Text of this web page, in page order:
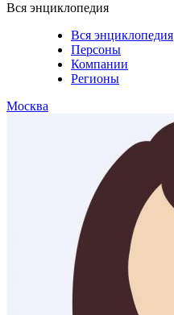
Вся энциклопедия
Вся энциклопедия
Персоны
Компании
Регионы
Москва